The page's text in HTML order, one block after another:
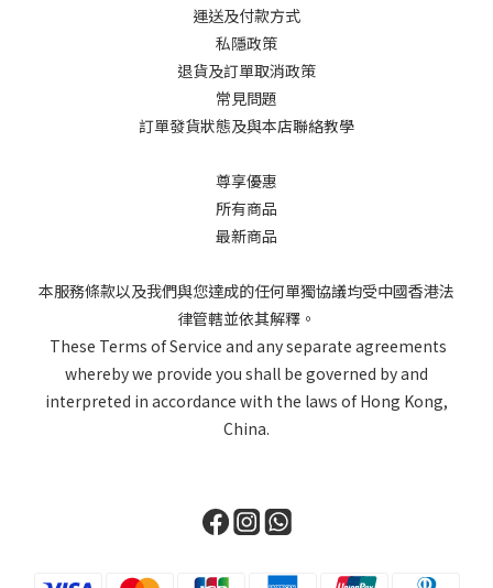
運送及付款方式
私隱政策
退貨及訂單取消政策
常見問題
訂單發貨狀態及與本店聯絡教學
尊享優惠
所有商品
最新商品
本服務條款以及我們與您達成的任何單獨協議均受中國香港法
律管轄並依其解釋。
These Terms of Service and any separate agreements
whereby we provide you shall be governed by and
interpreted in accordance with the laws of Hong Kong,
China.